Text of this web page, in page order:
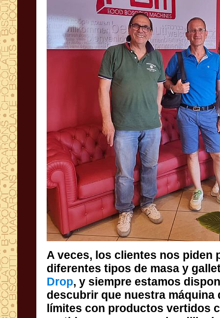
A veces, los clientes nos piden
diferentes tipos de masa y
Drop, y siempre estamos
descubrir que nuestra
límites con productos
vertidos a mano con el